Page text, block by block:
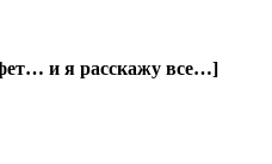
и я расскажу все…]